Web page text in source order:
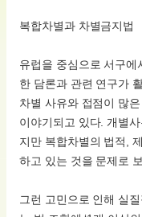
복합차별과 차별금지법
유럽을 중심으로 서구
한 담론과 관련 연구가
차별 사유와 접점이 많
이야기되고 있다. 개별
지만 복합차별의 법적,
하고 있는 것을 문제로
그런 고민으로 인해 실